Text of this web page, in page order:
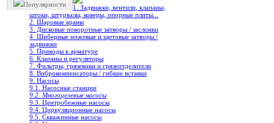
Популярности
1. Задвижки, вентили, клапаны,
штоки, штурвалы, коверы, опорные плиты...
2. Шаровые краны
3. Дисковые поворотные затворы / заслонки
4. Шиберные ножевые и щитовые затворы /
задвижки
5. Приводы к арматуре
6. Клапаны и регуляторы
7. Фильтры, грязевики и грязеотделители
8. Виброкомпенсаторы / гибкие вставки
9. Насосы
9.1. Насосные станции
9.2. Многоцелевые насосы
9.3. Центробежные насосы
9.4. Циркуляционные насосы
9.5. Скважинные насосы